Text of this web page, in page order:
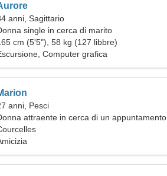
anni, Sagittario
single in cerca di marito
cm (5'5"), 58 kg (127 libbre)
Computer grafica
anni, Pesci
attraente in cerca di un appuntamento